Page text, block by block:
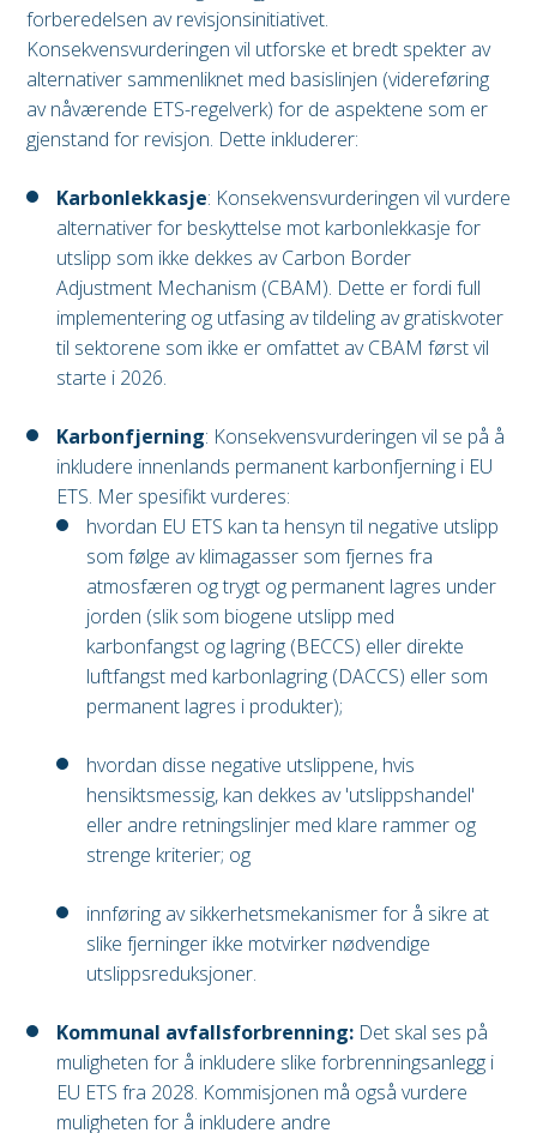
forberedelsen av revisjonsinitiativet.
Konsekvensvurderingen vil utforske et bredt spekter av
alternativer sammenliknet med basislinjen (videreføring
av nåværende ETS-regelverk) for de aspektene som er
gjenstand for revisjon. Dette inkluderer:
Karbonlekkasje: Konsekvensvurderingen vil vurdere
alternativer for beskyttelse mot karbonlekkasje for
utslipp som ikke dekkes av Carbon Border
Adjustment Mechanism (CBAM). Dette er fordi full
implementering og utfasing av tildeling av gratiskvoter
til sektorene som ikke er omfattet av CBAM først vil
starte i 2026.
Karbonfjerning: Konsekvensvurderingen vil se på å
inkludere innenlands permanent karbonfjerning i EU
ETS. Mer spesifikt vurderes:
hvordan EU ETS kan ta hensyn til negative utslipp
som følge av klimagasser som fjernes fra
atmosfæren og trygt og permanent lagres under
jorden (slik som biogene utslipp med
karbonfangst og lagring (BECCS) eller direkte
luftfangst med karbonlagring (DACCS) eller som
permanent lagres i produkter);
hvordan disse negative utslippene, hvis
hensiktsmessig, kan dekkes av 'utslippshandel'
eller andre retningslinjer med klare rammer og
strenge kriterier; og
innføring av sikkerhetsmekanismer for å sikre at
slike fjerninger ikke motvirker nødvendige
utslippsreduksjoner.
Kommunal avfallsforbrenning: Det skal ses på
muligheten for å inkludere slike forbrenningsanlegg i
EU ETS fra 2028. Kommisjonen må også vurdere
muligheten for å inkludere andre